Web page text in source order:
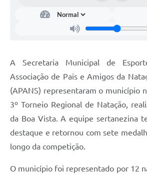
Cemitérios
E-mails dos setores
Contato
A Secretaria Municipal de
Associação de Pais e Amigos da
(APANS) representaram o município
3º Torneio Regional de Natação,
da Boa Vista. A equipe sertanezina
destaque e retornou com sete
longo da competição.
O município foi representado por 12